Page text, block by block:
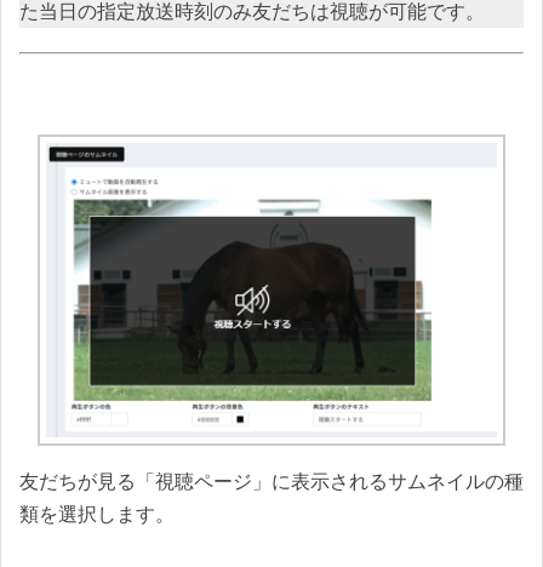
た当日の指定放送時刻のみ友だちは視聴が可能です。
友だちが見る「視聴ページ」に表示されるサムネイルの種
類を選択します。